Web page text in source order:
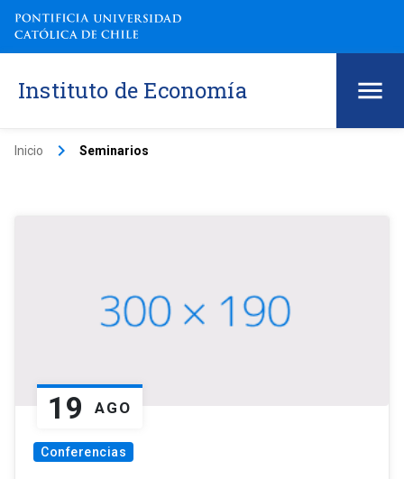
Instituto de Economía
Inicio keyboard_arrow_right Seminarios
19 AGO
Conferencias